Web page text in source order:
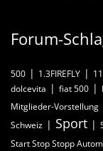
Forum-
500 1.3FIREFLY
dolcevita fiat 500
Mitglieder-Vorstellung
Schweiz
Sport
Start Stop Stopp